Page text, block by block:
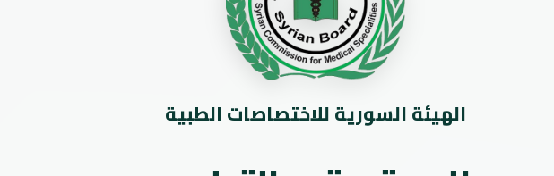
الهيئة السورية للاختصاصات الطبية